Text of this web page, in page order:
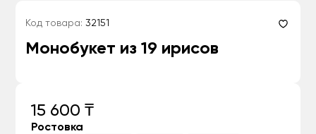
Код товара: 32151
Монобукет из 19 ирисов
15 600 ₸
Ростовка